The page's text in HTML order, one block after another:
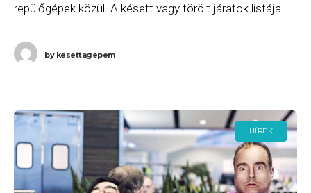
repülőgépek közül. A késett vagy törölt járatok listája
A British
bykesettagepem
HÍREK